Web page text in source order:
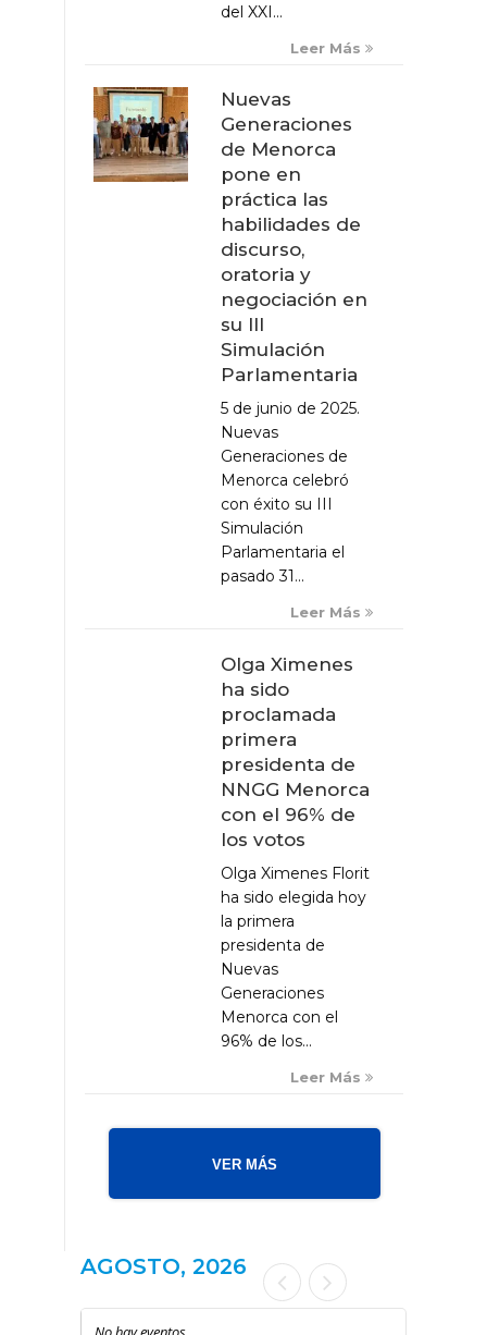
del XXI...
Leer Más
Nuevas
Generaciones
de Menorca
pone en
práctica las
habilidades de
discurso,
oratoria y
negociación en
su III
Simulación
Parlamentaria
5 de junio de 2025.
Nuevas
Generaciones de
Menorca celebró
con éxito su III
Simulación
Parlamentaria el
pasado 31...
Leer Más
Olga Ximenes
ha sido
proclamada
primera
presidenta de
NNGG Menorca
con el 96% de
los votos
Olga Ximenes Florit
ha sido elegida hoy
la primera
presidenta de
Nuevas
Generaciones
Menorca con el
96% de los...
Leer Más
VER MÁS
AGOSTO, 2026